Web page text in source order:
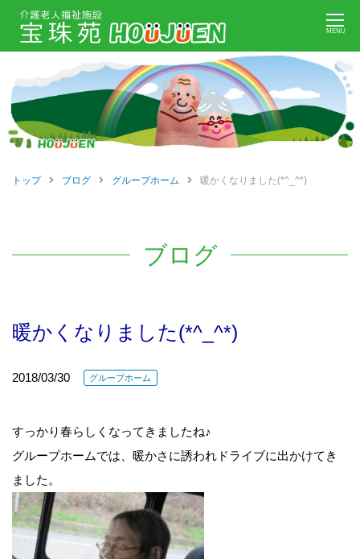
Skip
MENU
トップ ブログ グループホーム 暖かくなりました(*^_^*)
ブログ
暖かくなりました(*^_^*)
2018/03/30 グループホーム
すっかり春らしくなってきましたね♪
グループホームでは、暖かさに誘われドライブに出かけてき
ました。